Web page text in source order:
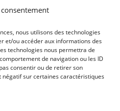
nous utilisons des technologies
et/ou accéder aux informations des
technologies nous permettra de
de navigation ou les ID
consentir ou de retirer son
sur certaines caractéristiques